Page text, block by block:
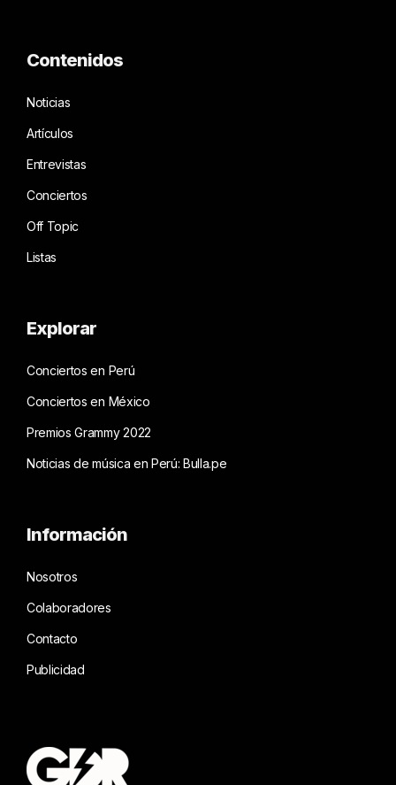
Contenidos
Noticias
Artículos
Entrevistas
Conciertos
Off Topic
Listas
Explorar
Conciertos en Perú
Conciertos en México
Premios Grammy 2022
Noticias de música en Perú: Bulla.pe
Información
Nosotros
Colaboradores
Contacto
Publicidad